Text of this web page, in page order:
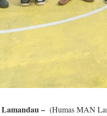
– (Humas MAN